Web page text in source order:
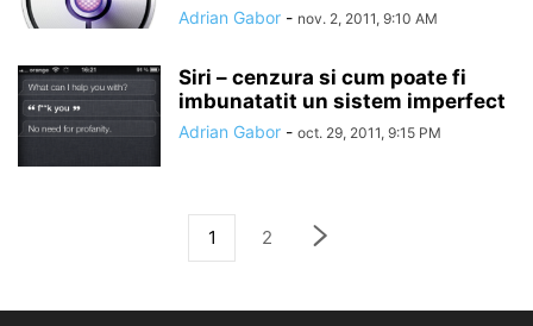
Adrian Gabor - nov. 2, 2011, 9:10 AM
Siri – cenzura si cum poate fi
imbunatatit un sistem imperfect
Adrian Gabor - oct. 29, 2011, 9:15 PM
1 2